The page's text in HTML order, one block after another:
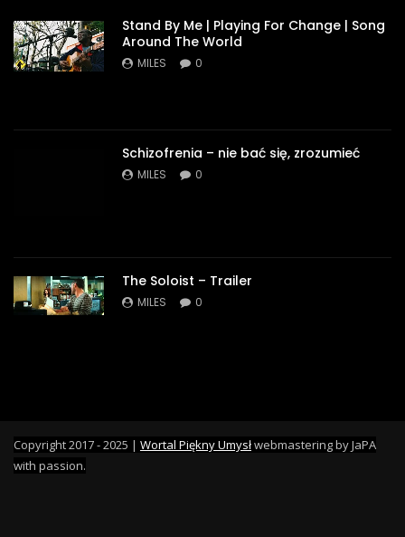
Stand By Me | Playing For Change | Song
Around The World
MILES 0
Schizofrenia – nie bać się, zrozumieć
MILES 0
The Soloist – Trailer
MILES 0
Copyright 2017 - 2025 | Wortal Piękny Umysłwebmastering by JaPA
with passion.